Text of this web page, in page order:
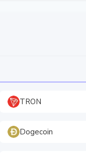
TRON
Dogecoin